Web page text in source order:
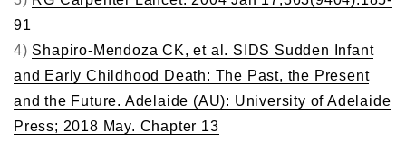
91
4) Shapiro-Mendoza CK, et al. SIDS Sudden Infant
and Early Childhood Death: The Past, the Present
and the Future. Adelaide (AU): University of Adelaide
Press; 2018 May. Chapter 13